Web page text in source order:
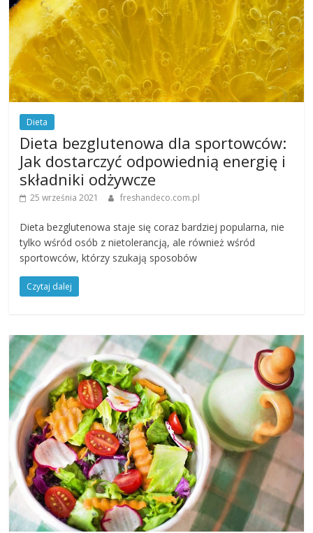
Dieta
Dieta bezglutenowa dla sportowców:
Jak dostarczyć odpowiednią energię i
składniki odżywcze
25 września 2021 freshandeco.com.pl
Dieta bezglutenowa staje się coraz bardziej popularna, nie
tylko wśród osób z nietolerancją, ale również wśród
sportowców, którzy szukają sposobów
Czytaj dalej